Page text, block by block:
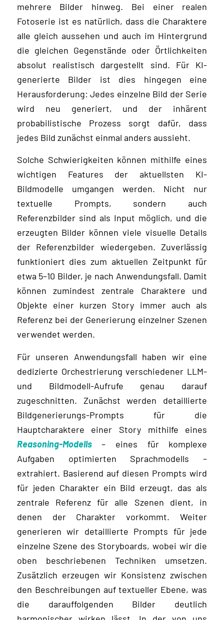
mehrere Bilder hinweg. Bei einer realen
Fotoserie ist es natürlich, dass die Charaktere
alle gleich aussehen und auch im Hintergrund
die gleichen Gegenstände oder Örtlichkeiten
absolut realistisch dargestellt sind. Für KI-
generierte Bilder ist dies hingegen eine
Herausforderung: Jedes einzelne Bild der Serie
wird neu generiert, und der inhärent
probabilistische Prozess sorgt dafür, dass
jedes Bild zunächst einmal anders aussieht.
Solche Schwierigkeiten können mithilfe eines
wichtigen Features der aktuellsten KI-
Bildmodelle umgangen werden. Nicht nur
textuelle Prompts, sondern auch
Referenzbilder sind als Input möglich, und die
erzeugten Bilder können viele visuelle Details
der Referenzbilder wiedergeben. Zuverlässig
funktioniert dies zum aktuellen Zeitpunkt für
etwa 5–10 Bilder, je nach Anwendungsfall. Damit
können zumindest zentrale Charaktere und
Objekte einer kurzen Story immer auch als
Referenz bei der Generierung einzelner Szenen
verwendet werden.
Für unseren Anwendungsfall haben wir eine
dedizierte Orchestrierung verschiedener LLM-
und Bildmodell-Aufrufe genau darauf
zugeschnitten. Zunächst werden detaillierte
Bildgenerierungs-Prompts für die
Hauptcharaktere einer Story mithilfe eines
Reasoning-Modells– eines für komplexe
Aufgaben optimierten Sprachmodells –
extrahiert. Basierend auf diesen Prompts wird
für jeden Charakter ein Bild erzeugt, das als
zentrale Referenz für alle Szenen dient, in
denen der Charakter vorkommt. Weiter
generieren wir detaillierte Prompts für jede
einzelne Szene des Storyboards, wobei wir die
oben beschriebenen Techniken umsetzen.
Zusätzlich erzeugen wir Konsistenz zwischen
den Beschreibungen auf textueller Ebene, was
die darauffolgenden Bilder deutlich